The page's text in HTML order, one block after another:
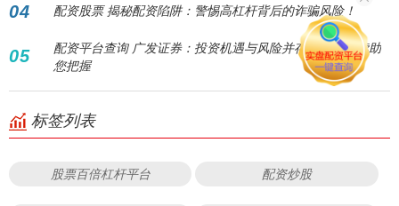
04 配资股票 揭秘配资陷阱：警惕高杠杆背后的诈骗风险！
05
配资平台查询 广发证券：投资机遇与风险并存，专业解读助
您把握
标签列表
股票百倍杠杆平台 配资炒股